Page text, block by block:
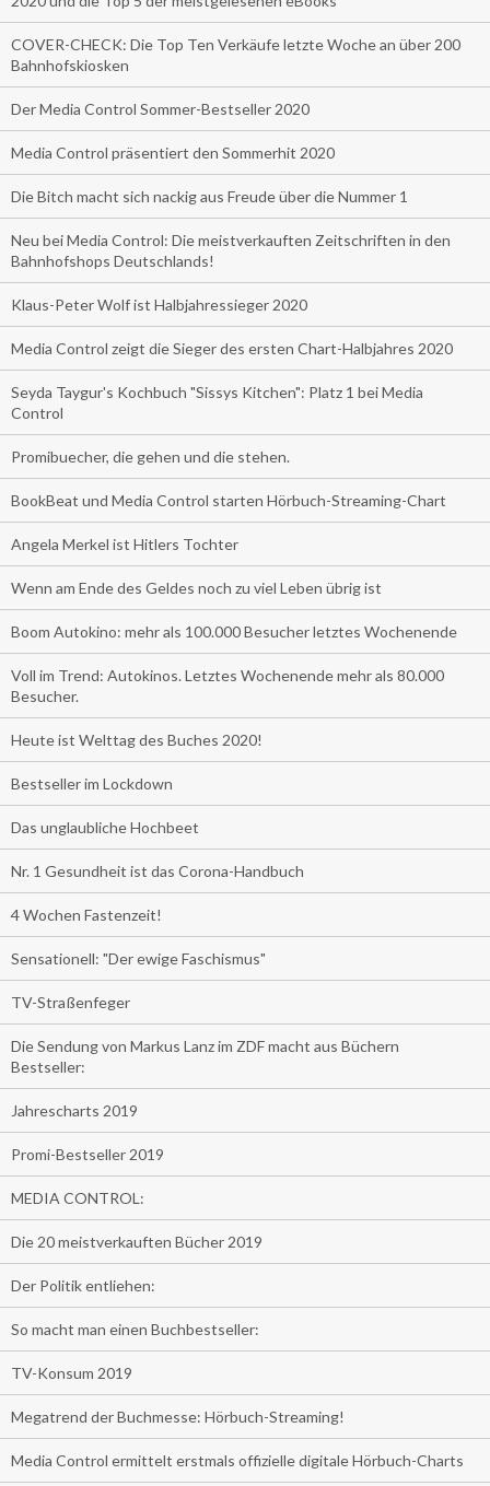
COVER-CHECK: Die Top Ten Verkäufe letzte Woche an über 200
Bahnhofskiosken
Der Media Control Sommer-Bestseller 2020
Media Control präsentiert den Sommerhit 2020
Die Bitch macht sich nackig aus Freude über die Nummer 1
Neu bei Media Control: Die meistverkauften Zeitschriften in den
Bahnhofshops Deutschlands!
Klaus-Peter Wolf ist Halbjahressieger 2020
Media Control zeigt die Sieger des ersten Chart-Halbjahres 2020
Seyda Taygur's Kochbuch "Sissys Kitchen": Platz 1 bei Media
Control
Promibuecher, die gehen und die stehen.
BookBeat und Media Control starten Hörbuch-Streaming-Chart
Angela Merkel ist Hitlers Tochter
Wenn am Ende des Geldes noch zu viel Leben übrig ist
Boom Autokino: mehr als 100.000 Besucher letztes Wochenende
Voll im Trend: Autokinos. Letztes Wochenende mehr als 80.000
Besucher.
Heute ist Welttag des Buches 2020!
Bestseller im Lockdown
Das unglaubliche Hochbeet
Nr. 1 Gesundheit ist das Corona-Handbuch
4 Wochen Fastenzeit!
Sensationell: "Der ewige Faschismus"
TV-Straßenfeger
Die Sendung von Markus Lanz im ZDF macht aus Büchern
Bestseller:
Jahrescharts 2019
Promi-Bestseller 2019
MEDIA CONTROL:
Die 20 meistverkauften Bücher 2019
Der Politik entliehen:
So macht man einen Buchbestseller:
TV-Konsum 2019
Megatrend der Buchmesse: Hörbuch-Streaming!
Media Control ermittelt erstmals offizielle digitale Hörbuch-Charts